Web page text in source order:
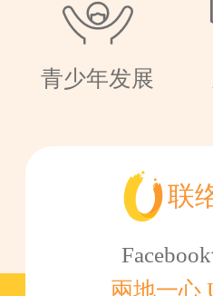
青少年发展
联
兩地一心